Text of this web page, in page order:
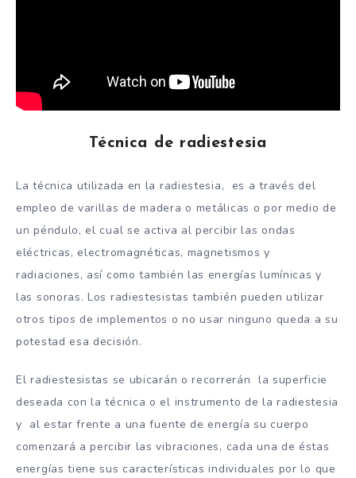
Técnica de radiestesia
La técnica utilizada en la radiestesia, es a través del
empleo de varillas de madera o metálicas o por medio de
un péndulo, el cual se activa al percibir las ondas
eléctricas, electromagnéticas, magnetismos y
radiaciones, así como también las energías lumínicas y
las sonoras. Los radiestesistas también pueden utilizar
otros tipos de implementos o no usar ninguno queda a su
potestad esa decisión.
El radiestesistas se ubicarán o recorrerán la superficie
deseada con la técnica o el instrumento de la radiestesia
y al estar frente a una fuente de energía su cuerpo
comenzará a percibir las vibraciones, cada una de éstas
energías tiene sus características individuales por lo que